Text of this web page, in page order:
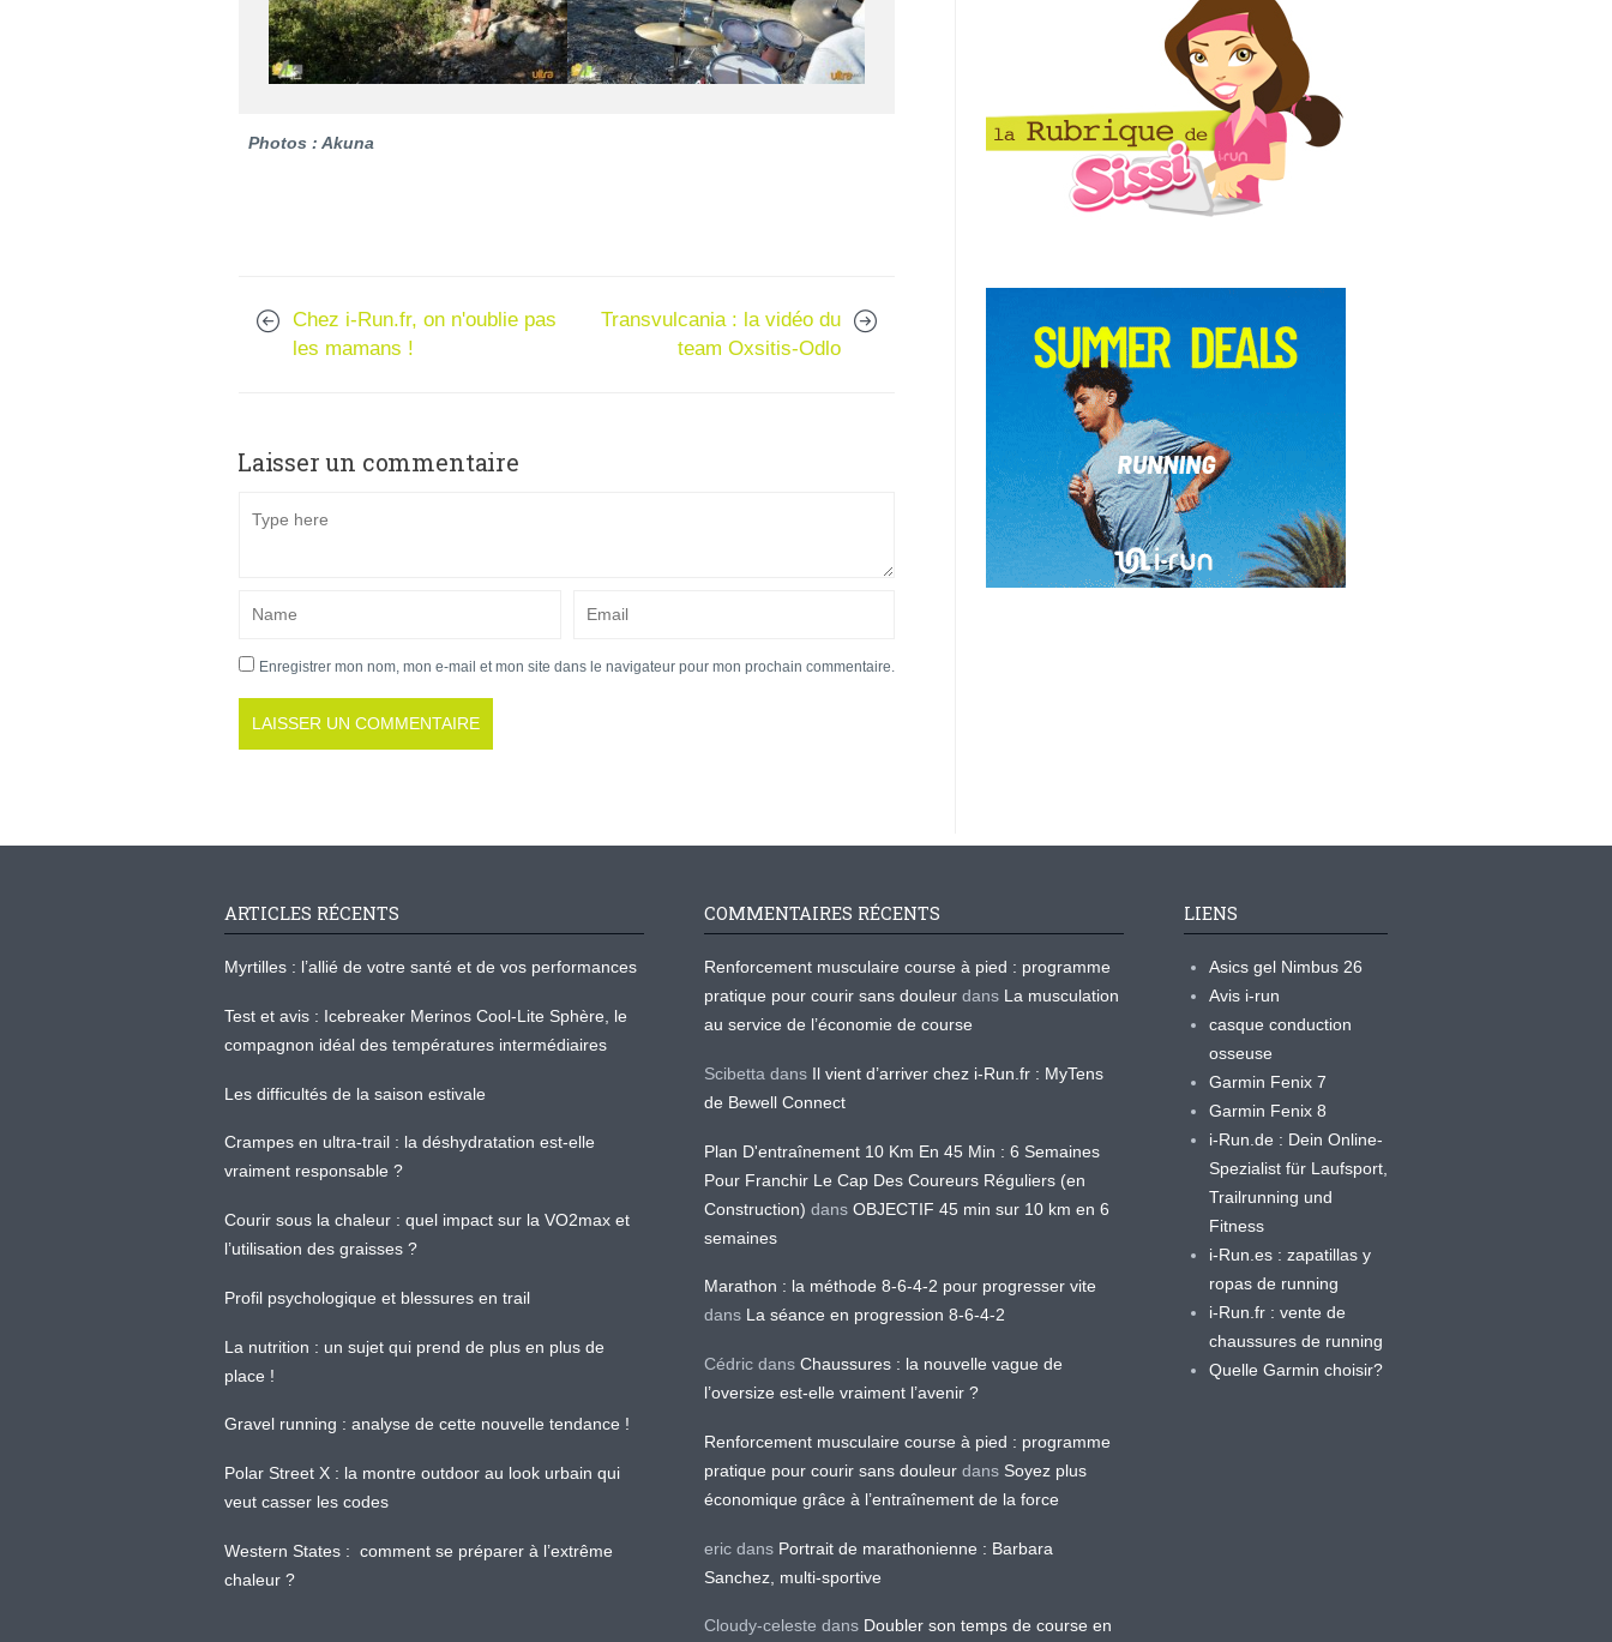
Photos : Akuna
Chez i-Run.fr, on n'oublie pas
les mamans !
Transvulcania : la vidéo du
team Oxsitis-Odlo
Laisser un commentaire
Enregistrer mon nom, mon e-mail et mon site dans le navigateur pour mon prochain commentaire.
ARTICLES RÉCENTS
Myrtilles : l’allié de votre santé et de vos performances
Test et avis : Icebreaker Merinos Cool-Lite Sphère, le
compagnon idéal des températures intermédiaires
Les difficultés de la saison estivale
Crampes en ultra-trail : la déshydratation est-elle
vraiment responsable ?
Courir sous la chaleur : quel impact sur la VO2max et
l’utilisation des graisses ?
Profil psychologique et blessures en trail
La nutrition : un sujet qui prend de plus en plus de
place !
Gravel running : analyse de cette nouvelle tendance !
Polar Street X : la montre outdoor au look urbain qui
veut casser les codes
Western States : comment se préparer à l’extrême
chaleur ?
COMMENTAIRES RÉCENTS
Renforcement musculaire course à pied : programme
pratique pour courir sans douleur dans La musculation
au service de l’économie de course
Scibetta dans Il vient d’arriver chez i-Run.fr : MyTens
de Bewell Connect
Plan D'entraînement 10 Km En 45 Min : 6 Semaines
Pour Franchir Le Cap Des Coureurs Réguliers (en
Construction) dans OBJECTIF 45 min sur 10 km en 6
semaines
Marathon : la méthode 8-6-4-2 pour progresser vite
dans La séance en progression 8-6-4-2
Cédric dans Chaussures : la nouvelle vague de
l’oversize est-elle vraiment l’avenir ?
Renforcement musculaire course à pied : programme
pratique pour courir sans douleur dans Soyez plus
économique grâce à l’entraînement de la force
eric dans Portrait de marathonienne : Barbara
Sanchez, multi-sportive
Cloudy-celeste dans Doubler son temps de course en
LIENS
Asics gel Nimbus 26
Avis i-run
casque conduction
osseuse
Garmin Fenix 7
Garmin Fenix 8
i-Run.de : Dein Online-
Spezialist für Laufsport,
Trailrunning und
Fitness
i-Run.es : zapatillas y
ropas de running
i-Run.fr : vente de
chaussures de running
Quelle Garmin choisir?